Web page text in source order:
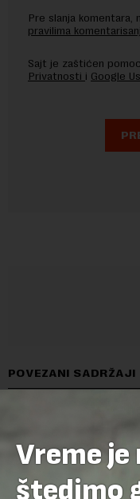
Pre slanja komentara,
pravilima
Sajt je zaštićen
Privatnosti i Google
POVEZANI SADRŽAJI
Vreme je
štedimo